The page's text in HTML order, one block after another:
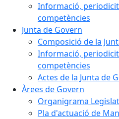
Informació,
competències
Junta de Govern
Composició de la
Informació,
competències
Actes de la Junta de
Àrees de Govern
Organigrama
Pla d'actuació de